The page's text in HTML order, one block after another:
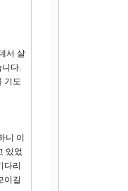
서 살
다.
기도
니 이
있었
리
이길